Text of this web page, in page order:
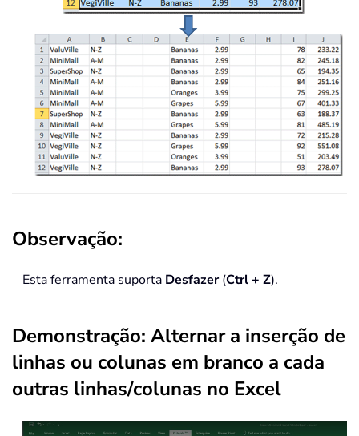
Observação:
Esta ferramenta suporta Desfazer(Ctrl + Z).
Demonstração: Alternar a inserção de
linhas ou colunas em branco a cada
outras linhas/colunas no Excel